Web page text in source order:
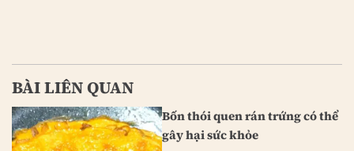
BÀI LIÊN QUAN
Bốn thói quen rán trứng có thể
gây hại sức khỏe